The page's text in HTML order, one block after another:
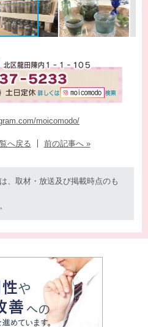
moicomodo/
へ戻る 前の記事へ »
、取材・放送及び掲載時点のも